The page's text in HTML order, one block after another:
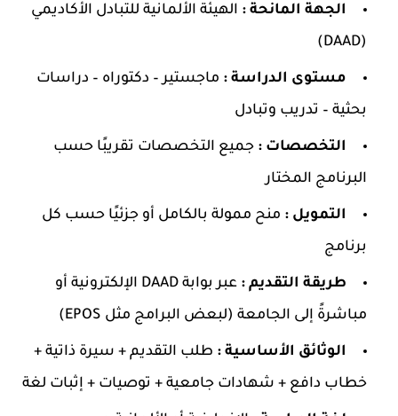
الجهة المانحة : الهيئة الألمانية للتبادل الأكاديمي
(DAAD)
مستوى الدراسة : ماجستير – دكتوراه – دراسات
بحثية – تدريب وتبادل
التخصصات : جميع التخصصات تقريبًا حسب
البرنامج المختار
التمويل : منح ممولة بالكامل أو جزئيًا حسب كل
برنامج
طريقة التقديم :
عبر بوابة DAAD الإلكترونية أو
مباشرةً إلى الجامعة (لبعض البرامج مثل EPOS)
الوثائق الأساسية : طلب التقديم + سيرة ذاتية +
خطاب دافع + شهادات جامعية + توصيات + إثبات لغة